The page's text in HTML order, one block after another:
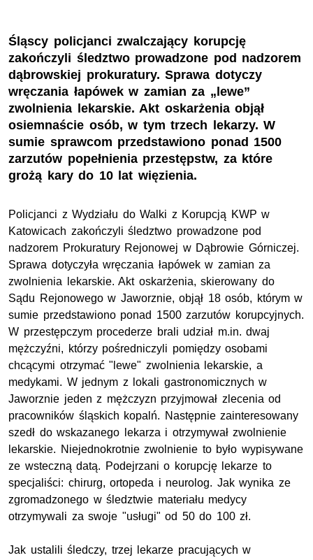
Śląscy policjanci zwalczający korupcję
zakończyli śledztwo prowadzone pod nadzorem
dąbrowskiej prokuratury. Sprawa dotyczy
wręczania łapówek w zamian za „lewe”
zwolnienia lekarskie. Akt oskarżenia objął
osiemnaście osób, w tym trzech lekarzy. W
sumie sprawcom przedstawiono ponad 1500
zarzutów popełnienia przestępstw, za które
grożą kary do 10 lat więzienia.
Policjanci z Wydziału do Walki z Korupcją KWP w
Katowicach zakończyli śledztwo prowadzone pod
nadzorem Prokuratury Rejonowej w Dąbrowie Górniczej.
Sprawa dotyczyła wręczania łapówek w zamian za
zwolnienia lekarskie. Akt oskarżenia, skierowany do
Sądu Rejonowego w Jaworznie, objął 18 osób, którym w
sumie przedstawiono ponad 1500 zarzutów korupcyjnych.
W przestępczym procederze brali udział m.in. dwaj
mężczyźni, którzy pośredniczyli pomiędzy osobami
chcącymi otrzymać "lewe" zwolnienia lekarskie, a
medykami. W jednym z lokali gastronomicznych w
Jaworznie jeden z mężczyzn przyjmował zlecenia od
pracowników śląskich kopalń. Następnie zainteresowany
szedł do wskazanego lekarza i otrzymywał zwolnienie
lekarskie. Niejednokrotnie zwolnienie to było wypisywane
ze wsteczną datą. Podejrzani o korupcję lekarze to
specjaliści: chirurg, ortopeda i neurolog. Jak wynika ze
zgromadzonego w śledztwie materiału medycy
otrzymywali za swoje "usługi" od 50 do 100 zł.
Jak ustalili śledczy, trzej lekarze pracujących w